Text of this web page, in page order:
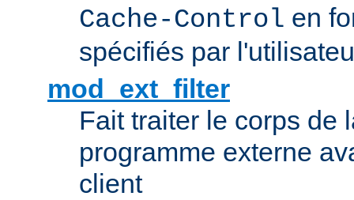
Cache-Control en
spécifiés par
mod_ext_filter
Fait traiter le corps de
programme externe
client